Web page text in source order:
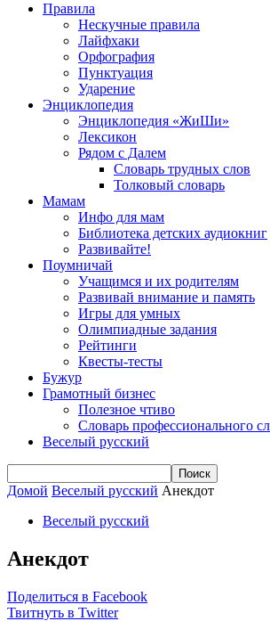
Правила
Нескучные правила
Лайфхаки
Орфография
Пунктуация
Ударение
Энциклопедия
Энциклопедия «ЖиШи»
Лексикон
Рядом с Далем
Словарь трудных слов
Толковый словарь
Мамам
Инфо для мам
Библиотека детских аудиокниг
Развивайте!
Поумничай
Учащимся и их родителям
Развивай внимание и память
Игры для умных
Олимпиадные задания
Рейтинги
Квесты-тесты
Бужур
Грамотный бизнес
Полезное чтиво
Словарь профессионального
Веселый русский
Домой Веселый русский Анекдот
Веселый русский
Анекдот
Поделиться в Facebook
Твитнуть в Twitter